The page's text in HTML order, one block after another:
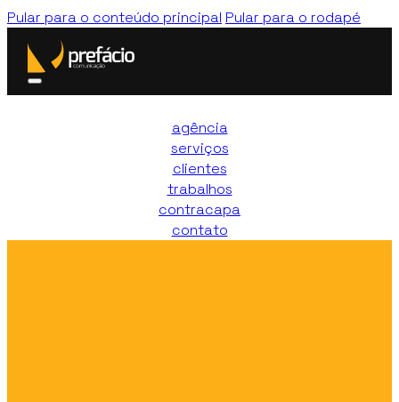
Pular para o conteúdo principal Pular para o rodapé
agência
serviços
clientes
trabalhos
contracapa
contato